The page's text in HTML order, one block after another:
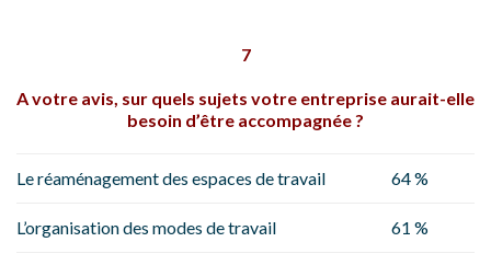
7
A votre avis, sur quels sujets votre entreprise aurait-elle
besoin d’être accompagnée ?
Le réaménagement des espaces de travail 64 %
L’organisation des modes de travail 61 %